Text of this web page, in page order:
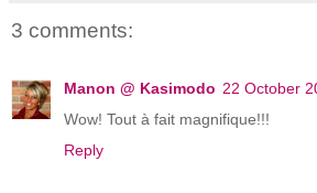
3 comments:
Manon @ Kasimodo 22 October
Wow! Tout à fait magnifique!!!
Reply